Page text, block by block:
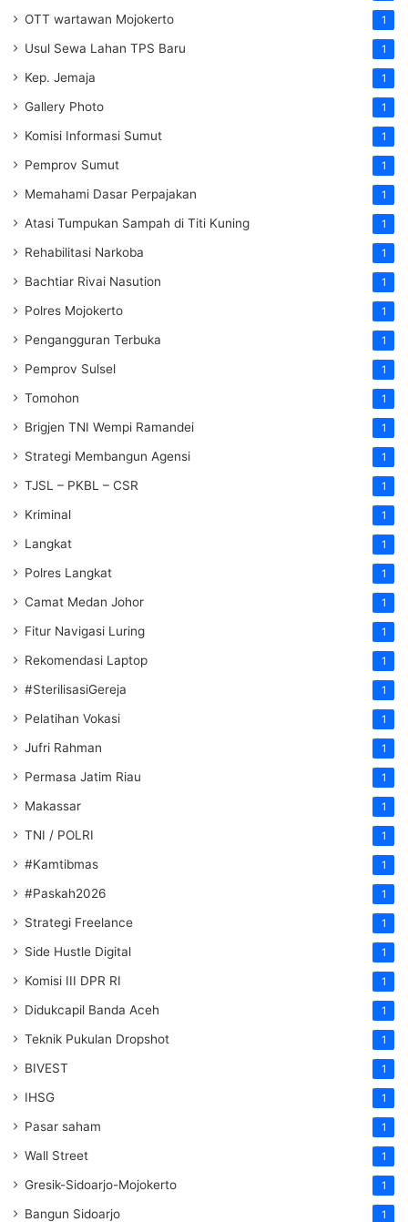
OTT wartawan Mojokerto 1
Usul Sewa Lahan TPS Baru 1
Kep. Jemaja 1
Gallery Photo 1
Komisi Informasi Sumut 1
Pemprov Sumut 1
Memahami Dasar Perpajakan 1
Atasi Tumpukan Sampah di Titi Kuning 1
Rehabilitasi Narkoba 1
Bachtiar Rivai Nasution 1
Polres Mojokerto 1
Pengangguran Terbuka 1
Pemprov Sulsel 1
Tomohon 1
Brigjen TNI Wempi Ramandei 1
Strategi Membangun Agensi 1
TJSL – PKBL – CSR 1
Kriminal 1
Langkat 1
Polres Langkat 1
Camat Medan Johor 1
Fitur Navigasi Luring 1
Rekomendasi Laptop 1
#SterilisasiGereja 1
Pelatihan Vokasi 1
Jufri Rahman 1
Permasa Jatim Riau 1
Makassar 1
TNI / POLRI 1
#Kamtibmas 1
#Paskah2026 1
Strategi Freelance 1
Side Hustle Digital 1
Komisi III DPR RI 1
Didukcapil Banda Aceh 1
Teknik Pukulan Dropshot 1
BIVEST 1
IHSG 1
Pasar saham 1
Wall Street 1
Gresik-Sidoarjo-Mojokerto 1
Bangun Sidoarjo 1